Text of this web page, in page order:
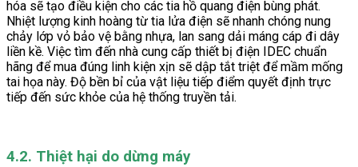
hóa sẽ tạo điều kiện cho các tia hồ quang điện bùng phát.
Nhiệt lượng kinh hoàng từ tia lửa điện sẽ nhanh chóng nung
chảy lớp vỏ bảo vệ bằng nhựa, lan sang dải máng cáp đi dây
liền kề. Việc tìm đến nhà cung cấp thiết bị điện IDEC chuẩn
hãng để mua đúng linh kiện xịn sẽ dập tắt triệt để mầm mống
tai họa này. Độ bền bỉ của vật liệu tiếp điểm quyết định trực
tiếp đến sức khỏe của hệ thống truyền tải.
4.2. Thiệt hại do dừng máy